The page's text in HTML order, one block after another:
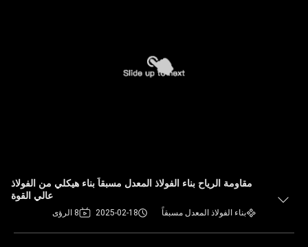
مقاومة الرياح بناء الفولاذ المعدل مسبقاً بناء هيكلي من الفولاذ
عالي القوة
بناء الفولاذ المعدل مسبقاً 2025-02-18 8 الرؤى